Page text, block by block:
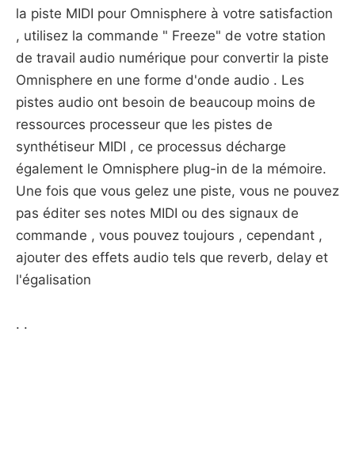
la piste MIDI pour Omnisphere à votre satisfaction
, utilisez la commande " Freeze" de votre station
de travail audio numérique pour convertir la piste
Omnisphere en une forme d'onde audio . Les
pistes audio ont besoin de beaucoup moins de
ressources processeur que les pistes de
synthétiseur MIDI , ce processus décharge
également le Omnisphere plug-in de la mémoire.
Une fois que vous gelez une piste, vous ne pouvez
pas éditer ses notes MIDI ou des signaux de
commande , vous pouvez toujours , cependant ,
ajouter des effets audio tels que reverb, delay et
l'égalisation
. .